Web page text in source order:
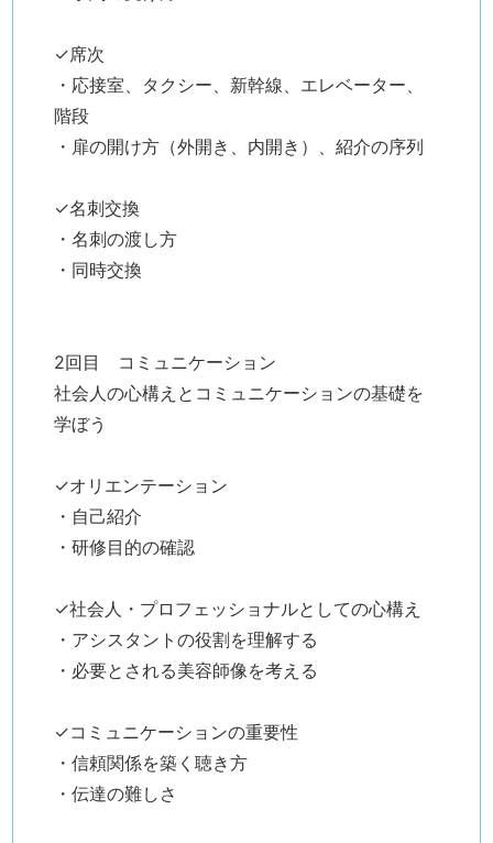
✓席次
・応接室、タクシー、新幹線、エレベーター、
階段
・扉の開け方（外開き、内開き）、紹介の序列
✓名刺交換
・名刺の渡し方
・同時交換
2回目 コミュニケーション
社会人の心構えとコミュニケーションの基礎を
学ぼう
✓オリエンテーション
・自己紹介
・研修目的の確認
✓社会人・プロフェッショナルとしての心構え
・アシスタントの役割を理解する
・必要とされる美容師像を考える
✓コミュニケーションの重要性
・信頼関係を築く聴き方
・伝達の難しさ